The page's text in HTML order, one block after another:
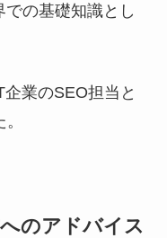
の基礎知識とし
業のSEO担当と
のアドバイス